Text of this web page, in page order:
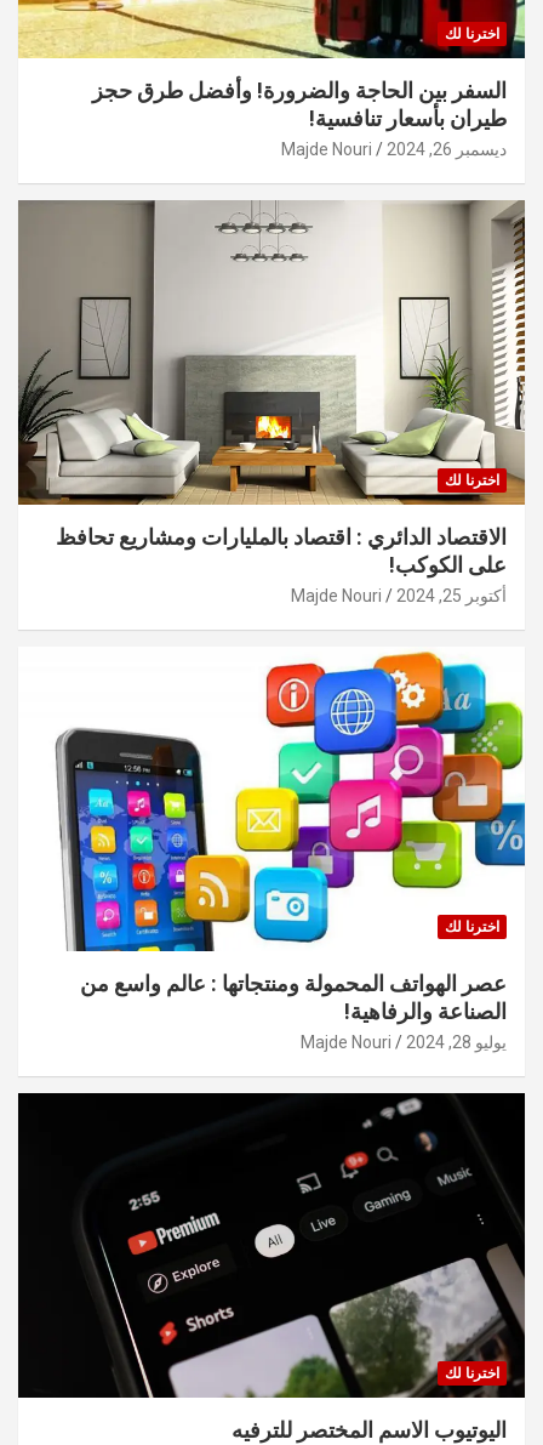
اخترنا لك
السفر بين الحاجة والضرورة! وأفضل طرق حجز
طيران بأسعار تنافسية!
ديسمبر 26, 2024 Majde Nouri
اخترنا لك
الاقتصاد الدائري : اقتصاد بالمليارات ومشاريع تحافظ
على الكوكب!
أكتوبر 25, 2024 Majde Nouri
اخترنا لك
عصر الهواتف المحمولة ومنتجاتها : عالم واسع من
الصناعة والرفاهية!
يوليو 28, 2024 Majde Nouri
اخترنا لك
اليوتيوب الاسم المختصر للترفيه